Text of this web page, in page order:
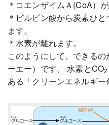
＊コエンザイムＡ(CoA）が
＊ピルビン酸から炭素ひ
ます。
＊水素が離れます。
このようにして、できる
ーエー）です。 水素とCO2
ある「クリーンエネルギー